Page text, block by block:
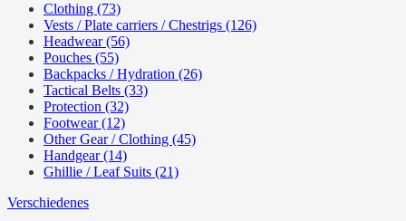
Clothing (73)
Vests / Plate carriers / Chestrigs (126)
Headwear (56)
Pouches (55)
Backpacks / Hydration (26)
Tactical Belts (33)
Protection (32)
Footwear (12)
Other Gear / Clothing (45)
Handgear (14)
Ghillie / Leaf Suits (21)
Verschiedenes